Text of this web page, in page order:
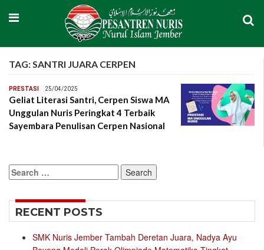
TAG:SANTRI JUARA CERPEN
PRESTASI 25/04/2025
Geliat Literasi Santri, Cerpen Siswa MA
Unggulan Nuris Peringkat 4 Terbaik
Sayembara Penulisan Cerpen Nasional
Search
for:
RECENT POSTS
SMK Nuris Jember Tambah Deretan Juara, Nadya Ayu